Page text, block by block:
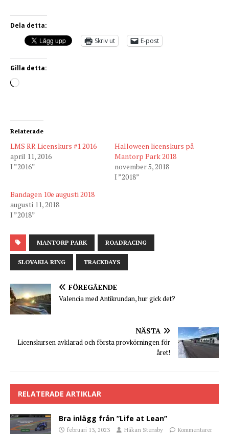
Dela detta:
Skriv ut
E-post
Gilla detta:
Relaterade
LMS RR Licenskurs #1 2016
april 11, 2016
I ”2016”
Halloween licenskurs på
Mantorp Park 2018
november 5, 2018
I ”2018”
Bandagen 10e augusti 2018
augusti 11, 2018
I ”2018”
MANTORP PARK ROADRACING
SLOVAKIA RING TRACKDAYS
FÖREGÅENDE
Valencia med Antikrundan, hur gick det?
NÄSTA
Licenskursen avklarad och första provkörningen för
året!
RELATERADE ARTIKLAR
Bra inlägg från ”Life at Lean”
februari 13, 2023 Håkan Stensby
Kommentarer